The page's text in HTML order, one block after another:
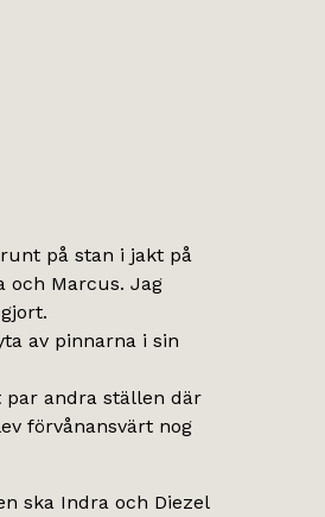
på stan i jakt på
Marcus. Jag
av pinnarna i sin
par andra ställen där
förvånansvärt nog
ska Indra och Diezel